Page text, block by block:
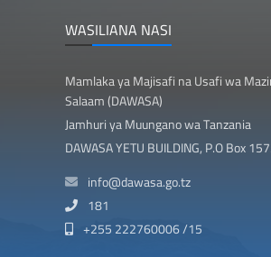
WASILIANA NASI
Mamlaka ya Majisafi na Usafi wa
Salaam (DAWASA)
Jamhuri ya Muungano wa Tanzania
DAWASA YETU BUILDING, P.O Box
info@dawasa.go.tz
181
+255 222760006 /15